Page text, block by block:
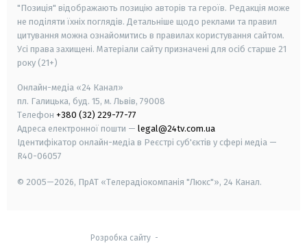
"Позиція" відображають позицію авторів та героїв. Редакція може
не поділяти їхніх поглядів. Детальніше щодо реклами та правил
цитування можна ознайомитись в правилах користування сайтом.
Усі права захищені. Матеріали сайту призначені для осіб старше 21
року (21+)
Онлайн-медіа «24 Канал»
пл. Галицька, буд. 15, м. Львів, 79008
Телефон +380 (32) 229-77-77
Адреса електронної пошти — legal@24tv.com.ua
Ідентифікатор онлайн-медіа в Реєстрі суб'єктів у сфері медіа —
R40-06057
© 2005—2026, ПрАТ «Телерадіокомпанія "Люкс"», 24 Канал.
Розробка сайту-